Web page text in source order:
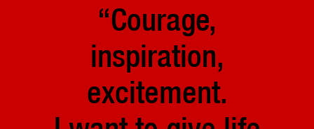
“Courage,
inspiration,
excitement.